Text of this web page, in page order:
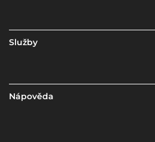
Služby
Nápověda